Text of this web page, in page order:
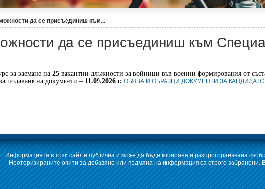
да се присъединиш към...
да се присъединиш към
за заемане на 25 вакантни длъжности за войници във военни формирования от
подаване на документи – 11.09.2026 г. ОБЯВА И ОБРАЗЦИ ДОКУМЕНТИ ЗА
Информацията в този сайт е публична и може да бъде копирана и разпространявана
Неоторизираните опити за добавяне или подмяна на информация са строго забранени.